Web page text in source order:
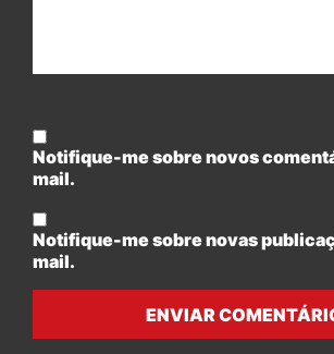
Notifique-me sobre novos
mail.
Notifique-me sobre novas
mail.
ENVIAR